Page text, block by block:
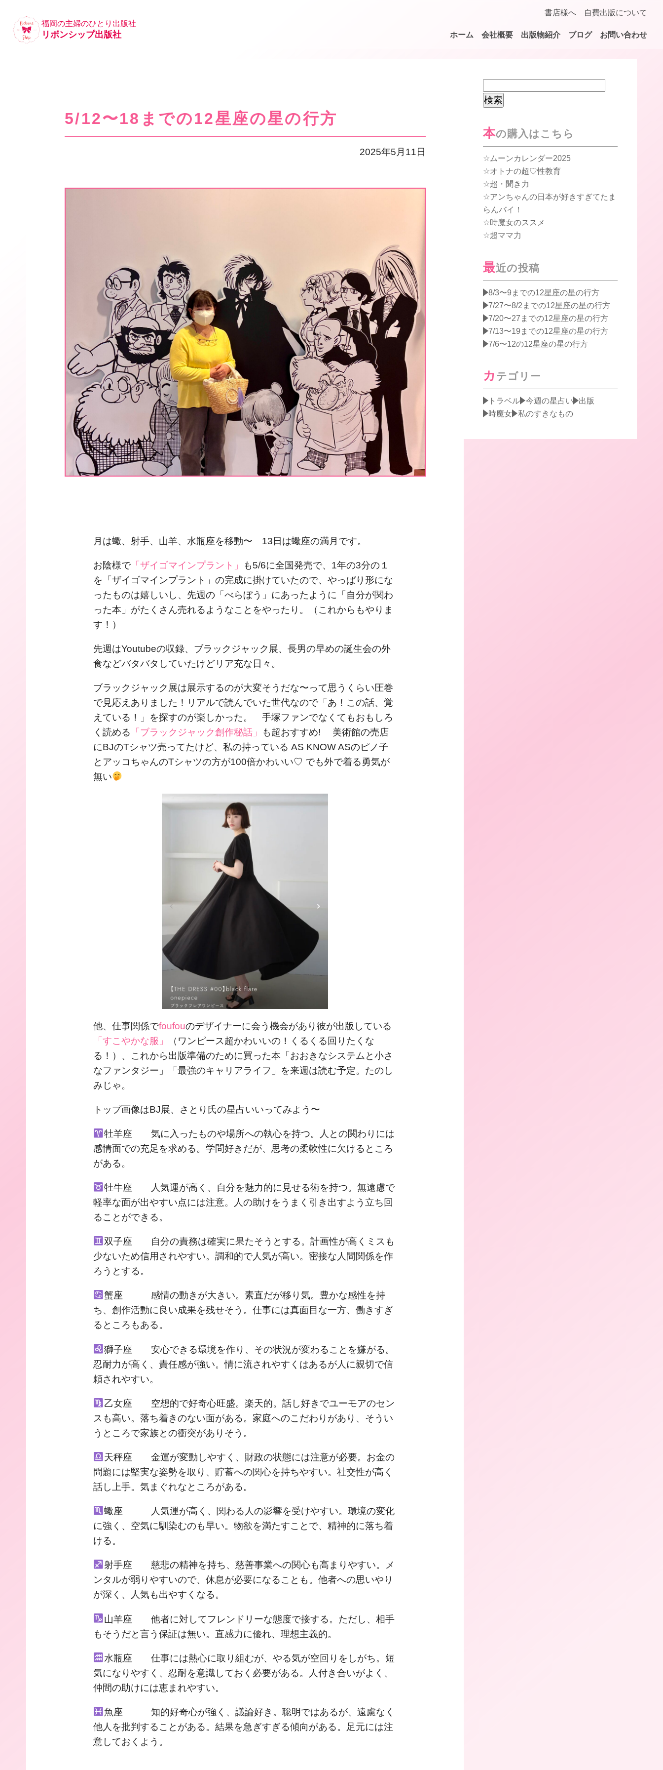
福岡の主婦のひとり出版社
リボンシップ出版社
書店様へ 自費出版について
ホーム 会社概要 出版物紹介 ブログ お問い合わせ
5/12〜18までの12星座の星の行方
2025年5月11日
月は蠍、射手、山羊、水瓶座を移動〜 13日は蠍座の満月です。
お陰様で「ザイゴマインプラント」
も5/6に全国発売で、1年の3分の１
を「ザイゴマインプラント」の完成に掛けていたので、やっぱり形にな
ったものは嬉しいし、先週の「べらぼう」にあったように「自分が関わ
った本」がたくさん売れるようなことをやったり。（これからもやりま
す！）
先週はYoutubeの収録、ブラックジャック展、長男の早めの誕生会の外
食などバタバタしていたけどリア充な日々。
ブラックジャック展は展示するのが大変そうだな〜って思うくらい圧巻
で見応えありました！リアルで読んでいた世代なので「あ！この話、覚
えている！」を探すのが楽しかった。 手塚ファンでなくてもおもしろ
く読める 「ブラックジャック創作秘話」
も超おすすめ! 美術館の売店
にBJのTシャツ売ってたけど、私の持っている AS KNOW ASのピノ子
とアッコちゃんのTシャツの方が100倍かわいい♡ でも外で着る勇気が
無い
他、仕事関係でfoufouのデザイナーに会う機会があり彼が出版している
「すこやかな服」
（ワンピース超かわいいの！くるくる回りたくな
る！）、これから出版準備のために買った本「おおきなシステムと小さ
なファンタジー」「最強のキャリアライフ」を来週は読む予定。たのし
みじゃ。
トップ画像はBJ展、さとり氏の星占いいってみよう〜
牡羊座 気に入ったものや場所への執心を持つ。人との関わりには
感情面での充足を求める。学問好きだが、思考の柔軟性に欠けるところ
がある。
牡牛座 人気運が高く、自分を魅力的に見せる術を持つ。無遠慮で
軽率な面が出やすい点には注意。人の助けをうまく引き出すよう立ち回
ることができる。
双子座 自分の責務は確実に果たそうとする。計画性が高くミスも
少ないため信用されやすい。調和的で人気が高い。密接な人間関係を作
ろうとする。
蟹座 感情の動きが大きい。素直だが移り気。豊かな感性を持
ち、創作活動に良い成果を残せそう。仕事には真面目な一方、働きすぎ
るところもある。
獅子座 安心できる環境を作り、その状況が変わることを嫌がる。
忍耐力が高く、責任感が強い。情に流されやすくはあるが人に親切で信
頼されやすい。
乙女座 空想的で好奇心旺盛。楽天的。話し好きでユーモアのセン
スも高い。落ち着きのない面がある。家庭へのこだわりがあり、そうい
うところで家族との衝突がありそう。
天秤座 金運が変動しやすく、財政の状態には注意が必要。お金の
問題には堅実な姿勢を取り、貯蓄への関心を持ちやすい。社交性が高く
話し上手。気まぐれなところがある。
蠍座 人気運が高く、関わる人の影響を受けやすい。環境の変化
に強く、空気に馴染むのも早い。物欲を満たすことで、精神的に落ち着
ける。
射手座 慈悲の精神を持ち、慈善事業への関心も高まりやすい。メ
ンタルが弱りやすいので、休息が必要になることも。他者への思いやり
が深く、人気も出やすくなる。
山羊座 他者に対してフレンドリーな態度で接する。ただし、相手
もそうだと言う保証は無い。直感力に優れ、理想主義的。
水瓶座 仕事には熱心に取り組むが、やる気が空回りをしがち。短
気になりやすく、忍耐を意識しておく必要がある。人付き合いがよく、
仲間の助けには恵まれやすい。
魚座 知的好奇心が強く、議論好き。聡明ではあるが、遠慮なく
他人を批判することがある。結果を急ぎすぎる傾向がある。足元には注
意しておくよう。
索:
本の購入はこちら
ムーンカレンダー2025
オトナの超♡性教育
超・聞き力
アンちゃんの日本が好きすぎてたま
らんバイ！
時魔女のススメ
超ママ力
最近の投稿
8/3〜9までの12星座の星の行方
7/27〜8/2までの12星座の星の行方
7/20〜27までの12星座の星の行方
7/13〜19までの12星座の星の行方
7/6〜12の12星座の星の行方
カ テゴリー
トラベル 今週の星占い
出版
時魔女
私のすきなもの